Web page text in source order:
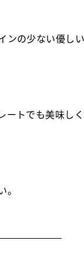
ンの少ない優し
ートでも美味し